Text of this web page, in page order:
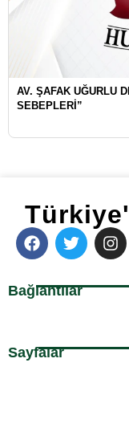
AV. ŞAFAK UĞURLU
SEBEPLERI”
Bağlantılar
Sayfalar